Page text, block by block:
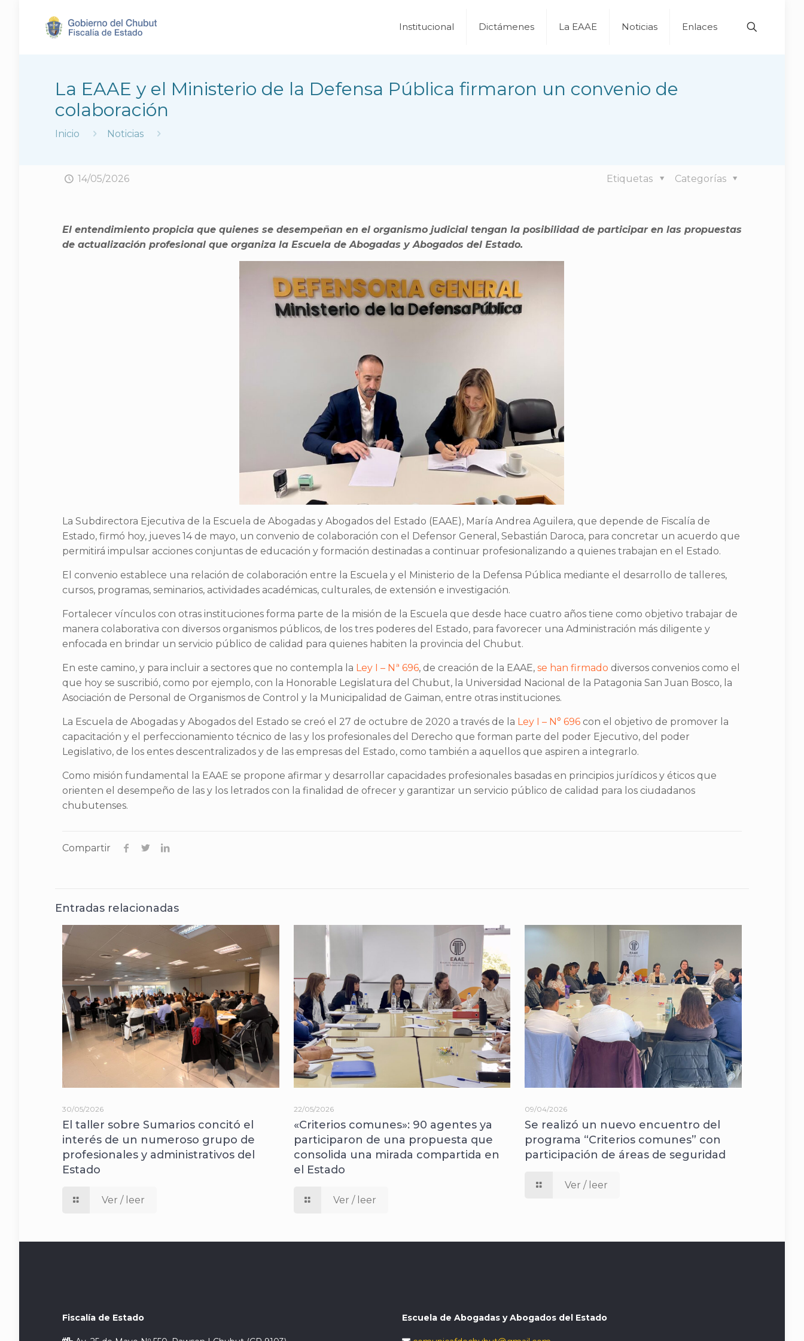
Institucional Dictámenes La EAAE Noticias Enlaces
La EAAE y el Ministerio de la Defensa Pública firmaron un convenio de
colaboración
Inicio Noticias
14/05/2026 Categorías
Etiquetas
El entendimiento propicia que quienes se desempeñan en el organismo judicial tengan la posibilidad de participar en las propuestas
de actualización profesional que organiza la Escuela de Abogadas y Abogados del Estado.
La Subdirectora Ejecutiva de la Escuela de Abogadas y Abogados del Estado (EAAE), María Andrea Aguilera, que depende de Fiscalía de
Estado, firmó hoy, jueves 14 de mayo, un convenio de colaboración con el Defensor General, Sebastián Daroca, para concretar un acuerdo que
permitirá impulsar acciones conjuntas de educación y formación destinadas a continuar profesionalizando a quienes trabajan en el Estado.
El convenio establece una relación de colaboración entre la Escuela y el Ministerio de la Defensa Pública mediante el desarrollo de talleres,
cursos, programas, seminarios, actividades académicas, culturales, de extensión e investigación.
Fortalecer vínculos con otras instituciones forma parte de la misión de la Escuela que desde hace cuatro años tiene como objetivo trabajar de
manera colaborativa con diversos organismos públicos, de los tres poderes del Estado, para favorecer una Administración más diligente y
enfocada en brindar un servicio público de calidad para quienes habiten la provincia del Chubut.
En este camino, y para incluir a sectores que no contempla la Ley I – Nª 696, de creación de la EAAE, se han firmado diversos convenios como el
que hoy se suscribió, como por ejemplo, con la Honorable Legislatura del Chubut, la Universidad Nacional de la Patagonia San Juan Bosco, la
Asociación de Personal de Organismos de Control y la Municipalidad de Gaiman, entre otras instituciones.
La Escuela de Abogadas y Abogados del Estado se creó el 27 de octubre de 2020 a través de la Ley I – N° 696con el objetivo de promover la
capacitación y el perfeccionamiento técnico de las y los profesionales del Derecho que forman parte del poder Ejecutivo, del poder
Legislativo, de los entes descentralizados y de las empresas del Estado, como también a aquellos que aspiren a integrarlo.
Como misión fundamental la EAAE se propone afirmar y desarrollar capacidades profesionales basadas en principios jurídicos y éticos que
orienten el desempeño de las y los letrados con la finalidad de ofrecer y garantizar un servicio público de calidad para los ciudadanos
chubutenses.
Compartir
Entradas relacionadas
30/05/2026
El taller sobre Sumarios concitó el
interés de un numeroso grupo de
profesionales y administrativos del
Estado
Ver / leer
22/05/2026
«Criterios comunes»: 90 agentes ya
participaron de una propuesta que
consolida una mirada compartida en
el Estado
Ver / leer
09/04/2026
Se realizó un nuevo encuentro del
programa “Criterios comunes” con
participación de áreas de seguridad
Ver / leer
Fiscalía de Estado Escuela de Abogadas y Abogados del Estado